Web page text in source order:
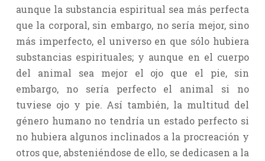
aunque la substancia espiritual sea más perfecta
que la corporal, sin embargo, no sería mejor, sino
más imperfecto, el universo en que sólo hubiera
substancias espirituales; y aunque en el cuerpo
del animal sea mejor el ojo que el pie, sin
embargo, no sería perfecto el animal si no
tuviese ojo y pie. Así también, la multitud del
género humano no tendría un estado perfecto si
no hubiera algunos inclinados a la procreación y
otros que, absteniéndose de ello, se dedicasen a la